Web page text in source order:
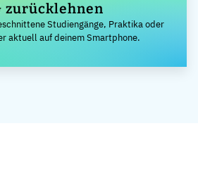
zurücklehnen
Studiengänge, Praktika oder
aktuell auf deinem Smartphone.